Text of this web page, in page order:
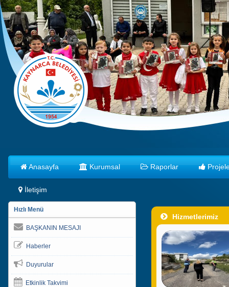
Anasayfa Kurumsal Raporlar
İletişim
Hızlı Menü
BAŞKANIN MESAJI
Haberler
Duyurular
Etkinlik Takvimi
Hizmetlerimiz